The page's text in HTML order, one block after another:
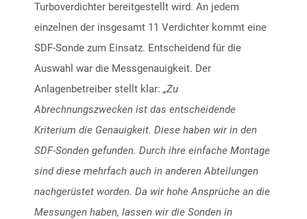
Turboverdichter bereitgestellt wird. An jedem
einzelnen der insgesamt 11 Verdichter kommt eine
SDF-Sonde zum Einsatz. Entscheidend für die
Auswahl war die Messgenauigkeit. Der
Anlagenbetreiber stellt klar: „Zu
Abrechnungszwecken ist das entscheidende
Kriterium die Genauigkeit. Diese haben wir in den
SDF-Sonden gefunden. Durch ihre einfache Montage
sind diese mehrfach auch in anderen Abteilungen
nachgerüstet worden. Da wir hohe Ansprüche an die
Messungen haben, lassen wir die Sonden in